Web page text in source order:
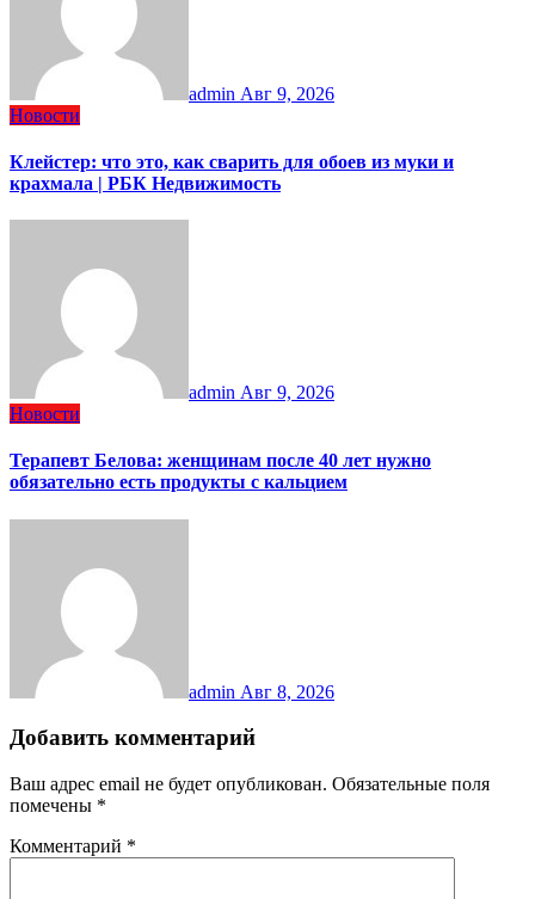
admin Авг 9, 2026
Новости
Клейстер: что это, как сварить для обоев из муки и
крахмала | РБК Недвижимость
admin Авг 9, 2026
Новости
Терапевт Белова: женщинам после 40 лет нужно
обязательно есть продукты с кальцием
admin Авг 8, 2026
Добавить комментарий
Ваш адрес email не будет опубликован. Обязательные поля
помечены *
Комментарий *